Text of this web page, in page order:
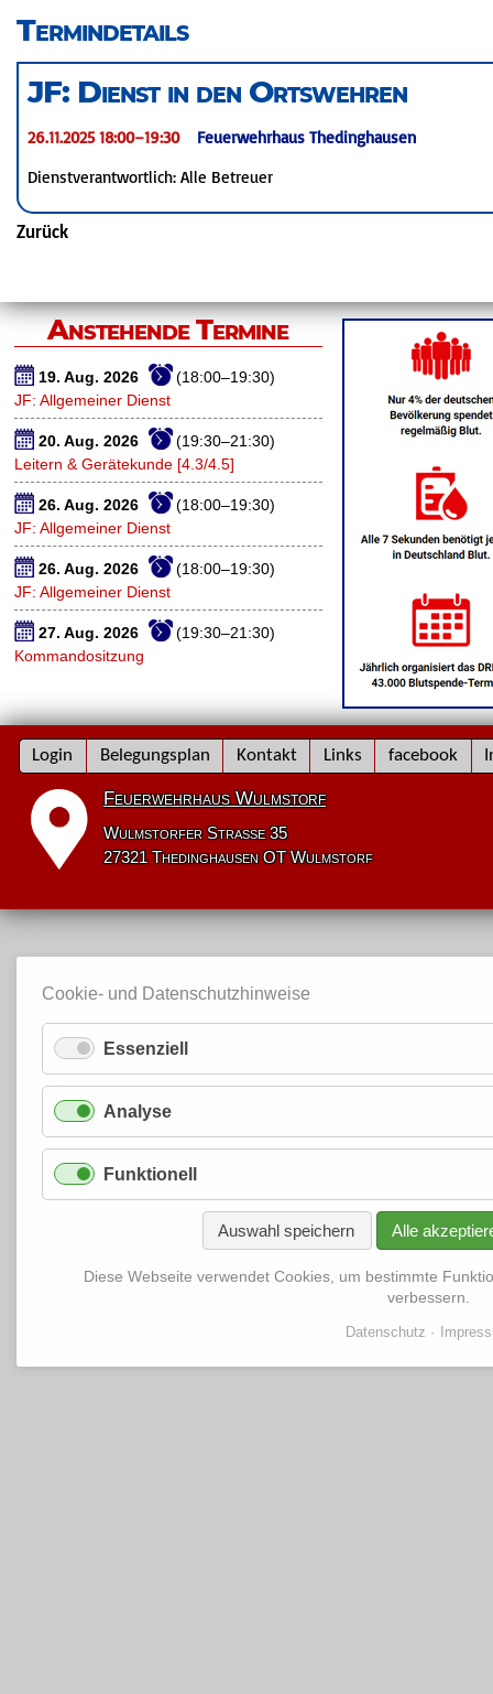
Termindetails
JF: Dienst in den Ortswehren
26.11.2025 18:00–19:30
Feuerwehrhaus Thedinghausen
Dienstverantwortlich: Alle Betreuer
Zurück
Anstehende Termine
19. Aug. 2026
(18:00–19:30)
JF: Allgemeiner Dienst
20. Aug. 2026
(19:30–21:30)
Leitern & Gerätekunde [4.3/4.5]
26. Aug. 2026
(18:00–19:30)
JF: Allgemeiner Dienst
26. Aug. 2026
(18:00–19:30)
JF: Allgemeiner Dienst
27. Aug. 2026
(19:30–21:30)
Kommandositzung
Navigation
überspringen
Login Belegungsplan Kontakt Links facebook
Feuerwehrhaus Wulmstorf
Wulmstorfer Straße 35
27321 Thedinghausen OT Wulmstorf
Cookie- und Datenschutzhinweise
Essenziell
Analyse
Funktionell
Auswahl speichern Alle
Diese Webseite verwendet Cookies, um bestimmte
verbessern.
Datenschutz